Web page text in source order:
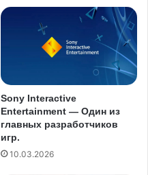
Sony Interactive
Entertainment — Один из
главных разработчиков
игр.
10.03.2026